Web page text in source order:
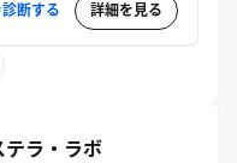
断する 詳細を見る
テラ・ラボ